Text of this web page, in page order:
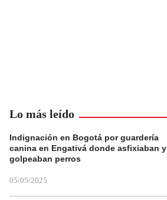
Lo más leído
Indignación en Bogotá por guardería
canina en Engativá donde asfixiaban y
golpeaban perros
05/05/2025